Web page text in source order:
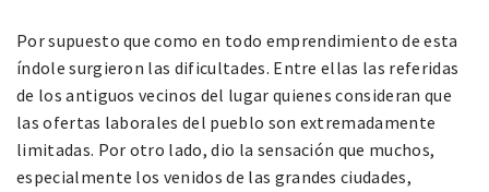
Por supuesto que como en todo emprendimiento de esta
índole surgieron las dificultades. Entre ellas las referidas
de los antiguos vecinos del lugar quienes consideran que
las ofertas laborales del pueblo son extremadamente
limitadas. Por otro lado, dio la sensación que muchos,
especialmente los venidos de las grandes ciudades,